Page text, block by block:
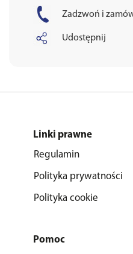
Zadzwoń i
Udostępnij
Linki prawne
Regulamin
Polityka prywatności
Polityka cookie
Pomoc